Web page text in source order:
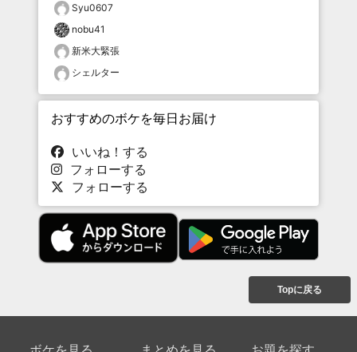
Syu0607
nobu41
新米大緊張
シェルター
おすすめのボケを毎日お届け
いいね！する
フォローする
フォローする
Topに戻る